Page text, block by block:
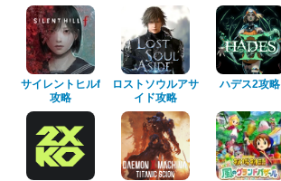
サイレントヒルf
攻略
ロストソウルアサ
イド攻略
ハデス2攻略